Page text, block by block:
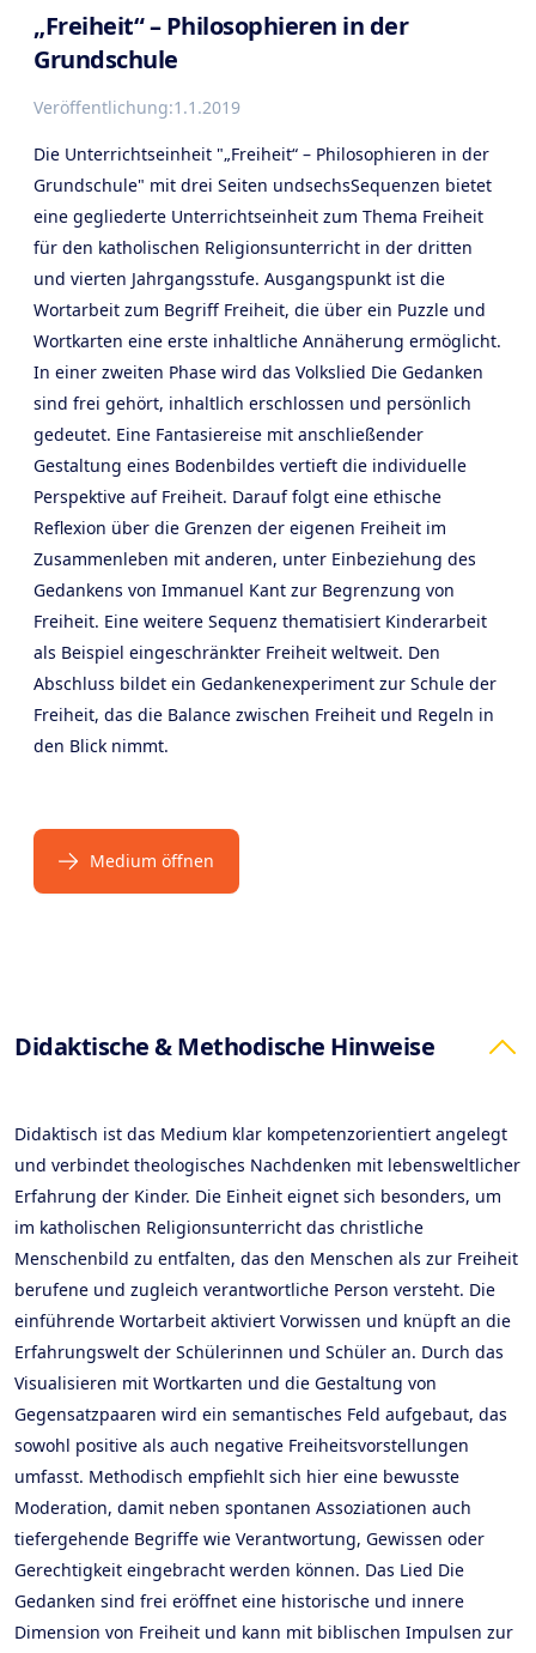
„Freiheit“ – Philosophieren in der
Grundschule
Veröffentlichung:1.1.2019
Die Unterrichtseinheit "„Freiheit“ – Philosophieren in der
Grundschule" mit drei Seiten undsechsSequenzen bietet
eine gegliederte Unterrichtseinheit zum Thema Freiheit
für den katholischen Religionsunterricht in der dritten
und vierten Jahrgangsstufe. Ausgangspunkt ist die
Wortarbeit zum Begriff Freiheit, die über ein Puzzle und
Wortkarten eine erste inhaltliche Annäherung ermöglicht.
In einer zweiten Phase wird das Volkslied Die Gedanken
sind frei gehört, inhaltlich erschlossen und persönlich
gedeutet. Eine Fantasiereise mit anschließender
Gestaltung eines Bodenbildes vertieft die individuelle
Perspektive auf Freiheit. Darauf folgt eine ethische
Reflexion über die Grenzen der eigenen Freiheit im
Zusammenleben mit anderen, unter Einbeziehung des
Gedankens von Immanuel Kant zur Begrenzung von
Freiheit. Eine weitere Sequenz thematisiert Kinderarbeit
als Beispiel eingeschränkter Freiheit weltweit. Den
Abschluss bildet ein Gedankenexperiment zur Schule der
Freiheit, das die Balance zwischen Freiheit und Regeln in
den Blick nimmt.
Medium öffnen
Products
Didaktische & Methodische Hinweise
Didaktisch ist das Medium klar kompetenzorientiert angelegt
und verbindet theologisches Nachdenken mit lebensweltlicher
Erfahrung der Kinder. Die Einheit eignet sich besonders, um
im katholischen Religionsunterricht das christliche
Menschenbild zu entfalten, das den Menschen als zur Freiheit
berufene und zugleich verantwortliche Person versteht. Die
einführende Wortarbeit aktiviert Vorwissen und knüpft an die
Erfahrungswelt der Schülerinnen und Schüler an. Durch das
Visualisieren mit Wortkarten und die Gestaltung von
Gegensatzpaaren wird ein semantisches Feld aufgebaut, das
sowohl positive als auch negative Freiheitsvorstellungen
umfasst. Methodisch empfiehlt sich hier eine bewusste
Moderation, damit neben spontanen Assoziationen auch
tiefergehende Begriffe wie Verantwortung, Gewissen oder
Gerechtigkeit eingebracht werden können. Das Lied Die
Gedanken sind frei eröffnet eine historische und innere
Dimension von Freiheit und kann mit biblischen Impulsen zur